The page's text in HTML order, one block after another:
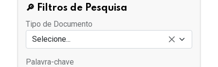
🔎 Filtros de Pesquisa
Tipo de Documento
Selecione...
Palavra-chave